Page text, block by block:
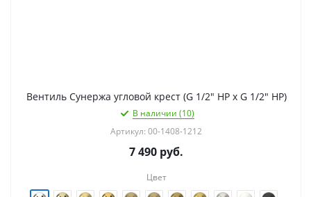
Вентиль Сунержа угловой крест (G 1/2" НР х G 1/2" НР)
В наличии (10)
Артикул: 00-1408-1212
7 490 руб.
Цвет